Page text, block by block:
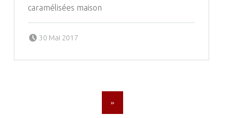
caramélisées maison
30 Mai 2017
»